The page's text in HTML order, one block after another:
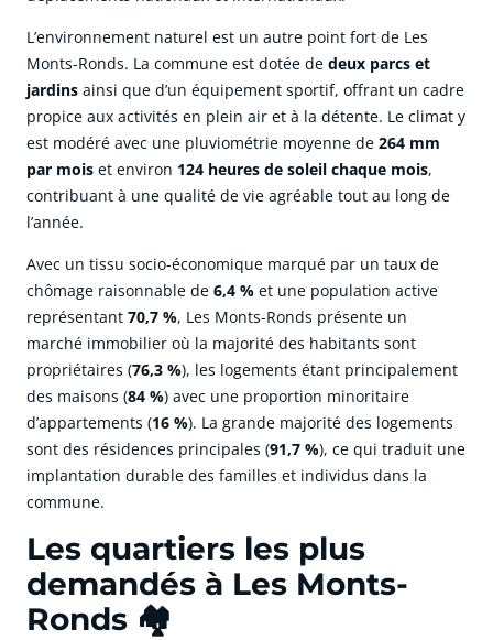
L’environnement naturel est un autre point fort de Les
Monts-Ronds. La commune est dotée de deux parcs et
jardins ainsi que d’un équipement sportif, offrant un cadre
propice aux activités en plein air et à la détente. Le climat y
est modéré avec une pluviométrie moyenne de 264 mm
par mois et environ 124 heures de soleil chaque mois,
contribuant à une qualité de vie agréable tout au long de
l’année.
Avec un tissu socio-économique marqué par un taux de
chômage raisonnable de 6,4 % et une population active
représentant 70,7 %, Les Monts-Ronds présente un
marché immobilier où la majorité des habitants sont
propriétaires (76,3 %), les logements étant principalement
des maisons (84 %) avec une proportion minoritaire
d’appartements (16 %). La grande majorité des logements
sont des résidences principales (91,7 %), ce qui traduit une
implantation durable des familles et individus dans la
commune.
Les quartiers les plus
demandés à Les Monts-
Ronds 🏘️